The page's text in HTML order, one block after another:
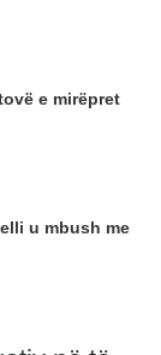
e mirëpret
u mbush me